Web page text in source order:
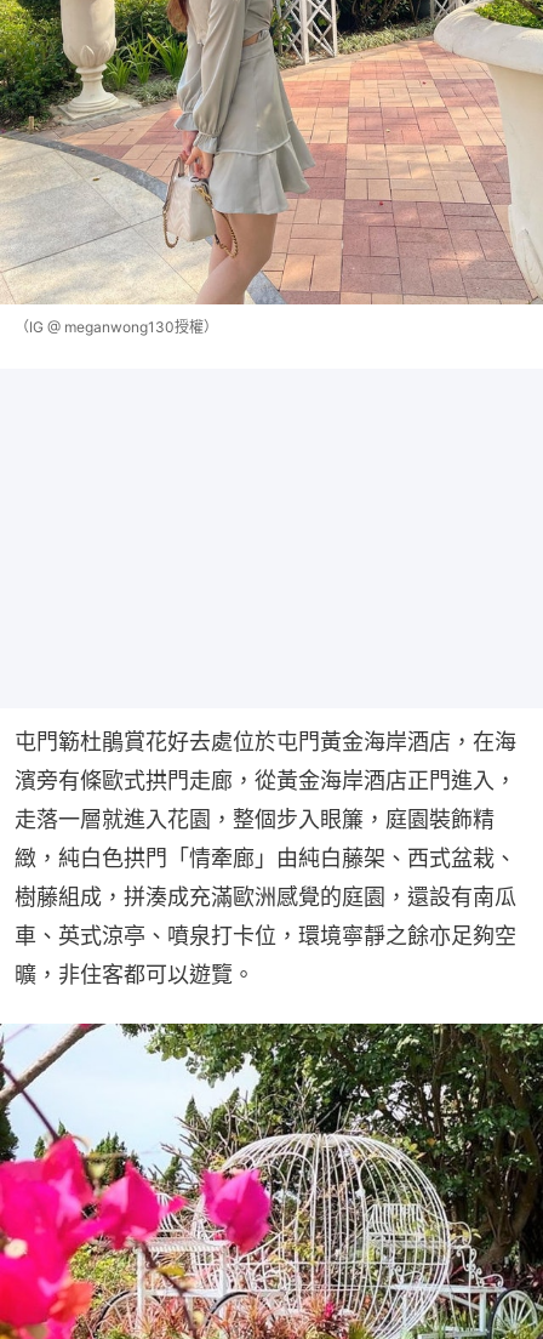
（IG @ meganwong130授權）
屯門簕杜鵑賞花好去處位於屯門黃金海岸酒店，在海
濱旁有條歐式拱門走廊，從黃金海岸酒店正門進入，
走落一層就進入花園，整個步入眼簾，庭園裝飾精
緻，純白色拱門「情牽廊」由純白藤架、西式盆栽、
樹藤組成，拼湊成充滿歐洲感覺的庭園，還設有南瓜
車、英式涼亭、噴泉打卡位，環境寧靜之餘亦足夠空
曠，非住客都可以遊覽。